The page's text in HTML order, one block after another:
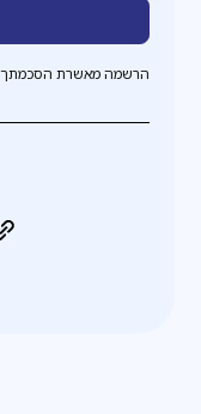
הרשמה מאשרת הסכמתך